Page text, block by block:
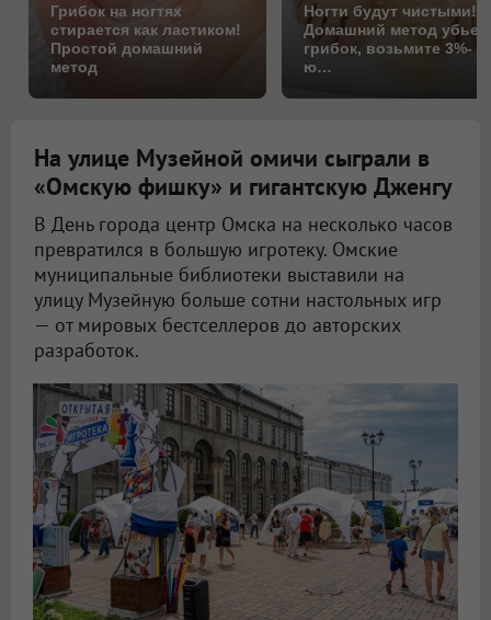
Грибок на ногтях
стирается как ластиком!
Простой домашний
метод
Ногти будут чистыми!
Домашний метод убьет
грибок, возьмите 3%-
ю…
На улице Музейной омичи сыграли в
«Омскую фишку» и гигантскую Дженгу
В День города центр Омска на несколько часов
превратился в большую игротеку. Омские
муниципальные библиотеки выставили на
улицу Музейную больше сотни настольных игр
— от мировых бестселлеров до авторских
разработок.